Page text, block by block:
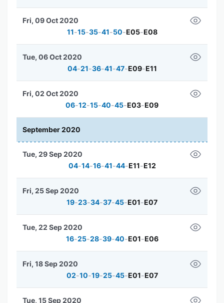
11-15-35-41-50-E05-E08
Fri, 09 Oct 2020
04-21-36-41-47-E09-E11
Tue, 06 Oct 2020
06-12-15-40-45-E03-E09
Fri, 02 Oct 2020
September 2020
04-14-16-41-44-E11-E12
Tue, 29 Sep 2020
19-23-34-37-45-E01-E07
Fri, 25 Sep 2020
16-25-28-39-40-E01-E06
Tue, 22 Sep 2020
02-10-19-25-45-E01-E07
Fri, 18 Sep 2020
Tue, 15 Sep 2020